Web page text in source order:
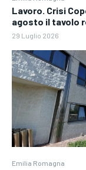
Lavoro. Crisi
agosto il tavolo
29 Luglio 2026
Emilia Romagna